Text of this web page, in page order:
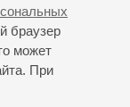
браузер
может
При
для
(сын):
мышь»;
финал
Телль»;